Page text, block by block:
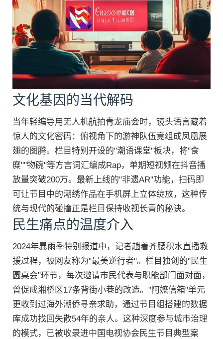
文化基因的当代解码
当年轻编导用无人机航拍青龙庙会时，镜头语言藏着
惊人的文化密码：俯视角下的游神队伍竟组成凤凰展
翅的图腾。栏目特别开设的"潮语课堂"板块，将"食
糜""物碗"等方言词汇编成Rap，单期短视频在抖音播
放量突破200万。最新上线的"非遗AR"功能，扫码即
可让节目中的潮绣作品在手机屏上立体绽放，这种传
统与现代的碰撞正是栏目保持收视长青的秘诀。
民生痛点的温度介入
2024年暴雨季特别报道中，记者趟着齐腰积水直播救
援过程，被网友称为"最美逆行者"。栏目独创的"民生
圆桌会"环节，每次邀请市民代表与职能部门面对面，
曾促成湘桥区17条背街小巷的改造。"阿嬷信箱"单元
更收到过海外潮侨寻亲求助，通过节目组搭建的数据
库成功找回失散54年的亲人。这种深度参与城市治理
的模式，已被收录进中国电视协会民生节目典型案